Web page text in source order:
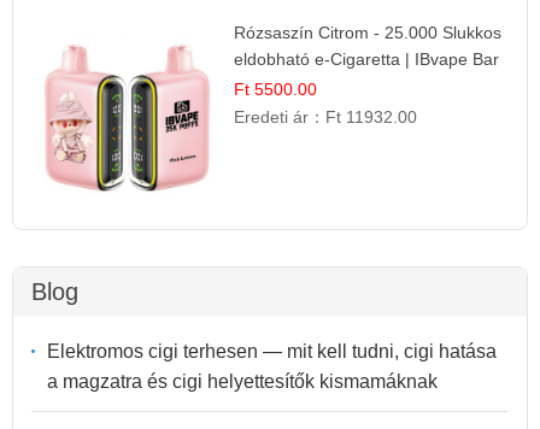
Rózsaszín Citrom - 25.000 Slukkos
eldobható e-Cigaretta | IBvape Bar
Ft 5500.00
Eredeti ár： Ft 11932.00
Blog
Elektromos cigi terhesen — mit kell tudni, cigi hatása
a magzatra és cigi helyettesítők kismamáknak